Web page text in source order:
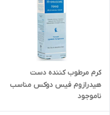
کرم مرطوب کننده دست
هیدرازوم فیس دوکس مناسب
میلی لیتر
ناموجود